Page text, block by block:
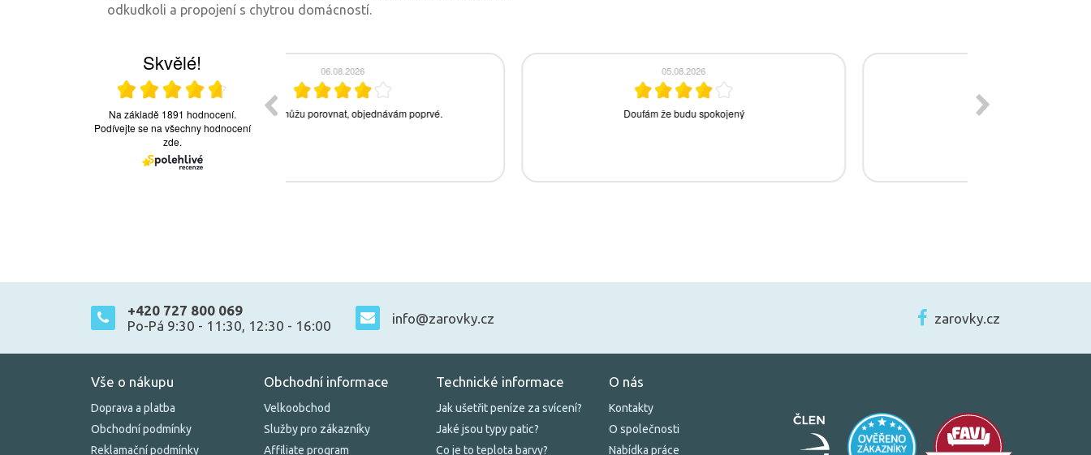
odkudkoli a propojení s chytrou domácností.
+420 727 800 069
Po-Pá 9:30 - 11:30, 12:30 - 16:00
info@zarovky.cz zarovky.cz
Vše o nákupu
Doprava a platba
Obchodní podmínky
Reklamační podmínky
Obchodní informace
Velkoobchod
Služby pro zákazníky
Affiliate program
Technické informace
Jak ušetřit peníze za svícení?
Jaké jsou typy patic?
Co je to teplota barvy?
O nás
Kontakty
O společnosti
Nabídka práce